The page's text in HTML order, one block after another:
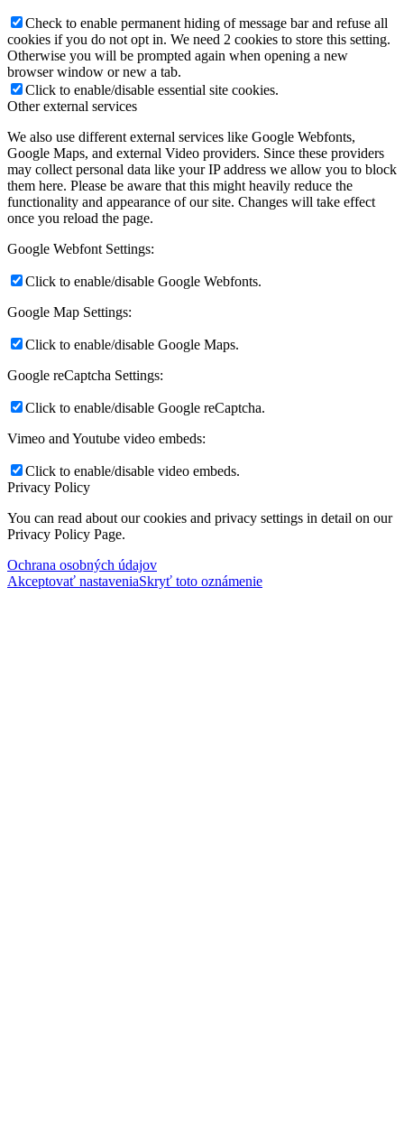
Check to enable permanent hiding of message bar and refuse all
cookies if you do not opt in. We need 2 cookies to store this setting.
Otherwise you will be prompted again when opening a new
browser window or new a tab.
Click to enable/disable essential site cookies.
Other external services
We also use different external services like Google Webfonts,
Google Maps, and external Video providers. Since these providers
may collect personal data like your IP address we allow you to block
them here. Please be aware that this might heavily reduce the
functionality and appearance of our site. Changes will take effect
once you reload the page.
Google Webfont Settings:
Click to enable/disable Google Webfonts.
Google Map Settings:
Click to enable/disable Google Maps.
Google reCaptcha Settings:
Click to enable/disable Google reCaptcha.
Vimeo and Youtube video embeds:
Click to enable/disable video embeds.
Privacy Policy
You can read about our cookies and privacy settings in detail on our
Privacy Policy Page.
Ochrana osobných údajov
Akceptovať nastaveniaSkryť toto oznámenie